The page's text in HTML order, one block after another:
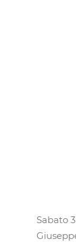
Sabato